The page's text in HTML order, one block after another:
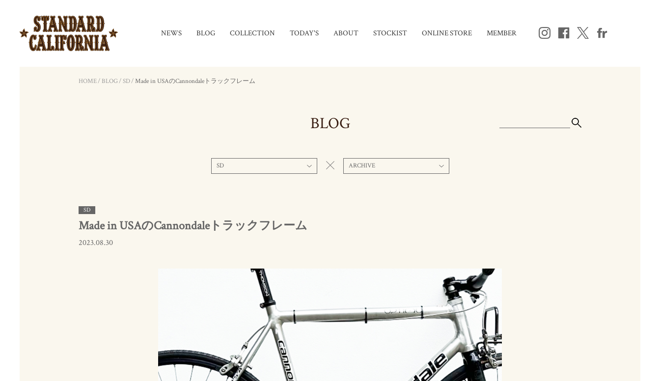
NEWS BLOG COLLECTION TODAY'S ABOUT STOCKIST ONLINE STORE MEMBER
HOME/ BLOG/SD/Made in USAのCannondaleトラックフレーム
BLOG
SD ARCHIVE
SD
Made in USAのCannondaleトラックフレーム
2023.08.30